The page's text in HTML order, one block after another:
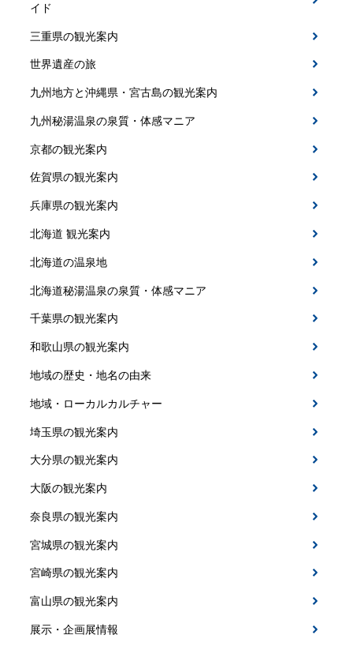
イド
三重県の観光案内
世界遺産の旅
九州地方と沖縄県・宮古島の観光案内
九州秘湯温泉の泉質・体感マニア
京都の観光案内
佐賀県の観光案内
兵庫県の観光案内
北海道 観光案内
北海道の温泉地
北海道秘湯温泉の泉質・体感マニア
千葉県の観光案内
和歌山県の観光案内
地域の歴史・地名の由来
地域・ローカルカルチャー
埼玉県の観光案内
大分県の観光案内
大阪の観光案内
奈良県の観光案内
宮城県の観光案内
宮崎県の観光案内
富山県の観光案内
展示・企画展情報